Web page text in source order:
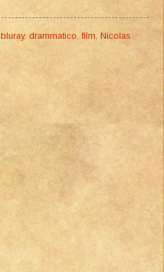
bluray, drammatico film ,Nicolas